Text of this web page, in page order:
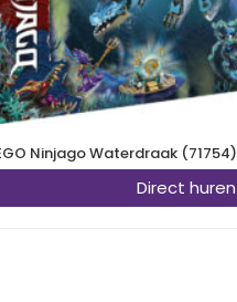
Ninjago Waterdraak (71754)
Direct huren